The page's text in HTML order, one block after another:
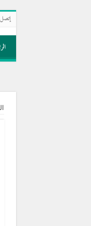
إتصل